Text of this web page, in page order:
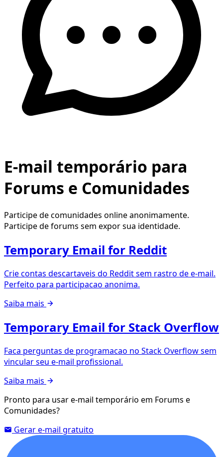
E-mail temporário para
Forums e Comunidades
Participe de comunidades online anonimamente.
Participe de forums sem expor sua identidade.
Temporary Email for Reddit
Crie contas descartaveis do Reddit sem rastro de e-mail.
Perfeito para participacao anonima.
Saiba mais
Temporary Email for Stack Overflow
Faca perguntas de programacao no Stack Overflow sem
vincular seu e-mail profissional.
Saiba mais
Pronto para usar e-mail temporário em Forums e
Comunidades?
Gerar e-mail gratuito